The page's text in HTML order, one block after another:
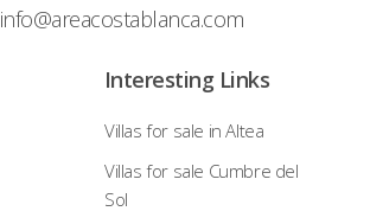
info@areacostablanca.com
Interesting Links
Villas for sale in Altea
Villas for sale Cumbre del
Sol